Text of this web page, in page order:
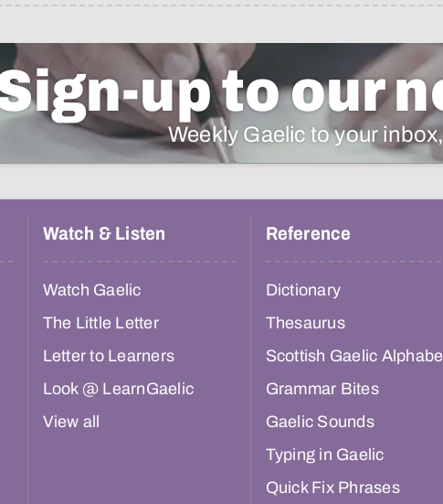
up to our
Weekly Gaelic to your
Watch & Listen
Watch Gaelic
The Little Letter
Letter to Learners
Look @ LearnGaelic
View all
Reference
Dictionary
Thesaurus
Scottish Gaelic
Grammar Bites
Gaelic Sounds
Typing in Gaelic
Quick Fix Phrases